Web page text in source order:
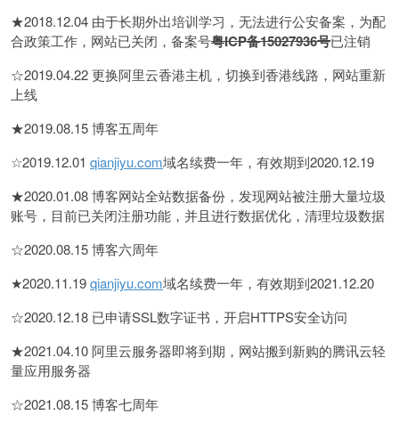
★2018.12.04 由于长期外出培训学习，无法进行公安备案，为配
合政策工作，网站已关闭，备案号粤ICP备15027936号已注销
☆2019.04.22 更换阿里云香港主机，切换到香港线路，网站重新
上线
★2019.08.15 博客五周年
☆2019.12.01 qianjiyu.com域名续费一年，有效期到2020.12.19
★2020.01.08 博客网站全站数据备份，发现网站被注册大量垃圾
账号，目前已关闭注册功能，并且进行数据优化，清理垃圾数据
☆2020.08.15 博客六周年
★2020.11.19qianjiyu.com域名续费一年，有效期到2021.12.20
☆2020.12.18 已申请SSL数字证书，开启HTTPS安全访问
★2021.04.10 阿里云服务器即将到期，网站搬到新购的腾讯云轻
量应用服务器
☆2021.08.15 博客七周年